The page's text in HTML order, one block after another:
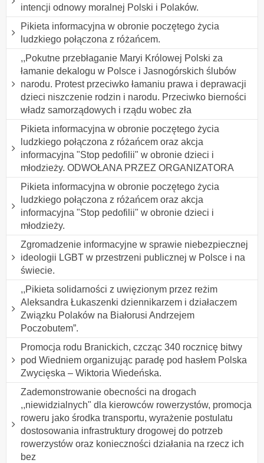
intencji odnowy moralnej Polski i Polaków.
Pikieta informacyjna w obronie poczętego życia
ludzkiego połączona z różańcem.
,,Pokutne przebłaganie Maryi Królowej Polski za
łamanie dekalogu w Polsce i Jasnogórskich ślubów
narodu. Protest przeciwko łamaniu prawa i deprawacji
dzieci niszczenie rodzin i narodu. Przeciwko bierności
władz samorządowych i rządu wobec zła
Pikieta informacyjna w obronie poczętego życia
ludzkiego połączona z różańcem oraz akcja
informacyjna "Stop pedofilii" w obronie dzieci i
młodzieży. ODWOŁANA PRZEZ ORGANIZATORA
Pikieta informacyjna w obronie poczętego życia
ludzkiego połączona z różańcem oraz akcja
informacyjna "Stop pedofilii" w obronie dzieci i
młodzieży.
Zgromadzenie informacyjne w sprawie niebezpiecznej
ideologii LGBT w przestrzeni publicznej w Polsce i na
świecie.
,,Pikieta solidarności z uwięzionym przez reżim
Aleksandra Łukaszenki dziennikarzem i działaczem
Związku Polaków na Białorusi Andrzejem
Poczobutem”.
Promocja rodu Branickich, czcząc 340 rocznicę bitwy
pod Wiedniem organizując paradę pod hasłem Polska
Zwycięska – Wiktoria Wiedeńska.
Zademonstrowanie obecności na drogach
,,niewidzialnych" dla kierowców rowerzystów, promocja
roweru jako środka transportu, wyrażenie postulatu
dostosowania infrastruktury drogowej do potrzeb
rowerzystów oraz konieczności działania na rzecz ich
bez